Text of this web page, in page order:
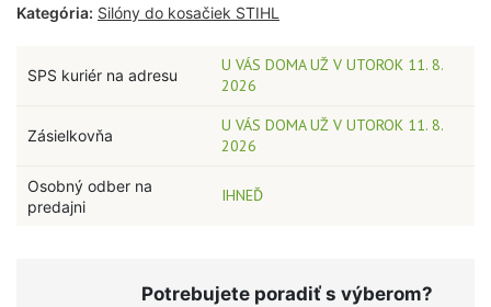
Kategória: Silóny do kosačiek STIHL
SPS kuriér na adresu
U VÁS DOMA UŽ V UTOROK 11. 8.
2026
Zásielkovňa
U VÁS DOMA UŽ V UTOROK 11. 8.
2026
Osobný odber na
predajni
IHNEĎ
Potrebujete poradiť s výberom?